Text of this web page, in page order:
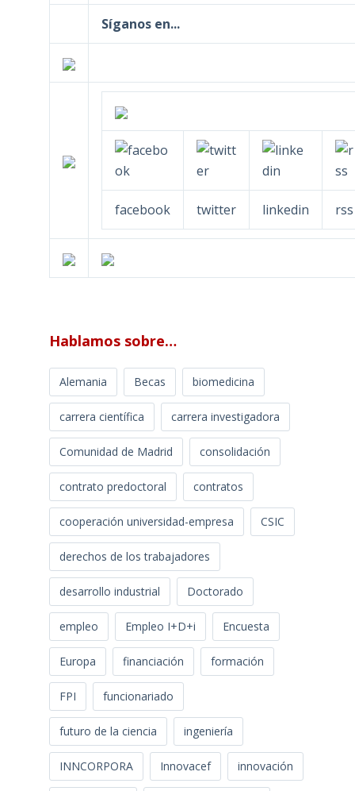
Síganos en...
facebook twitter linkedin rss
Hablamos sobre…
Alemania Becas biomedicina
carrera científica carrera investigadora
Comunidad de Madrid consolidación
contrato predoctoral contratos
cooperación universidad-empresa CSIC
derechos de los trabajadores
desarrollo industrial Doctorado
empleo Empleo I+D+i Encuesta
Europa financiación formación
FPI funcionariado
futuro de la ciencia ingeniería
INNCORPORA Innovacef innovación